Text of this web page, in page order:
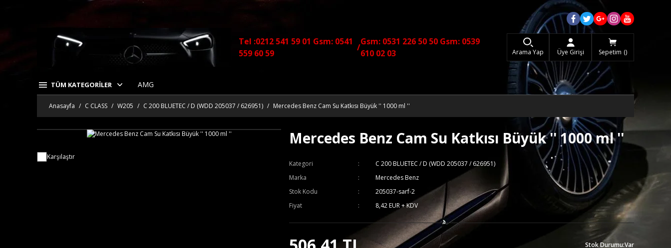
Tel :0212 541 59 01 Gsm: 0541
559 60 59
/
Gsm: 0531 226 50 50 Gsm: 0539
610 02 03
Arama Yap Üye Girişi Sepetim
TÜM KATEGORİLER AMG
Anasayfa C CLASS W205 C 200 BLUETEC / D (WDD 205037 / 626951) Mercedes Benz Cam Su Katkısı Büyük '' 1000 ml ''
Karşılaştır
Mercedes Benz Cam Su Katkısı Büyük '' 1000 ml ''
Kategori
C 200 BLUETEC / D (WDD 205037 / 626951)
Marka
Mercedes Benz
Stok Kodu
205037-sarf-2
Fiyat
8,42 EUR + KDV
Stok Durumu:Var